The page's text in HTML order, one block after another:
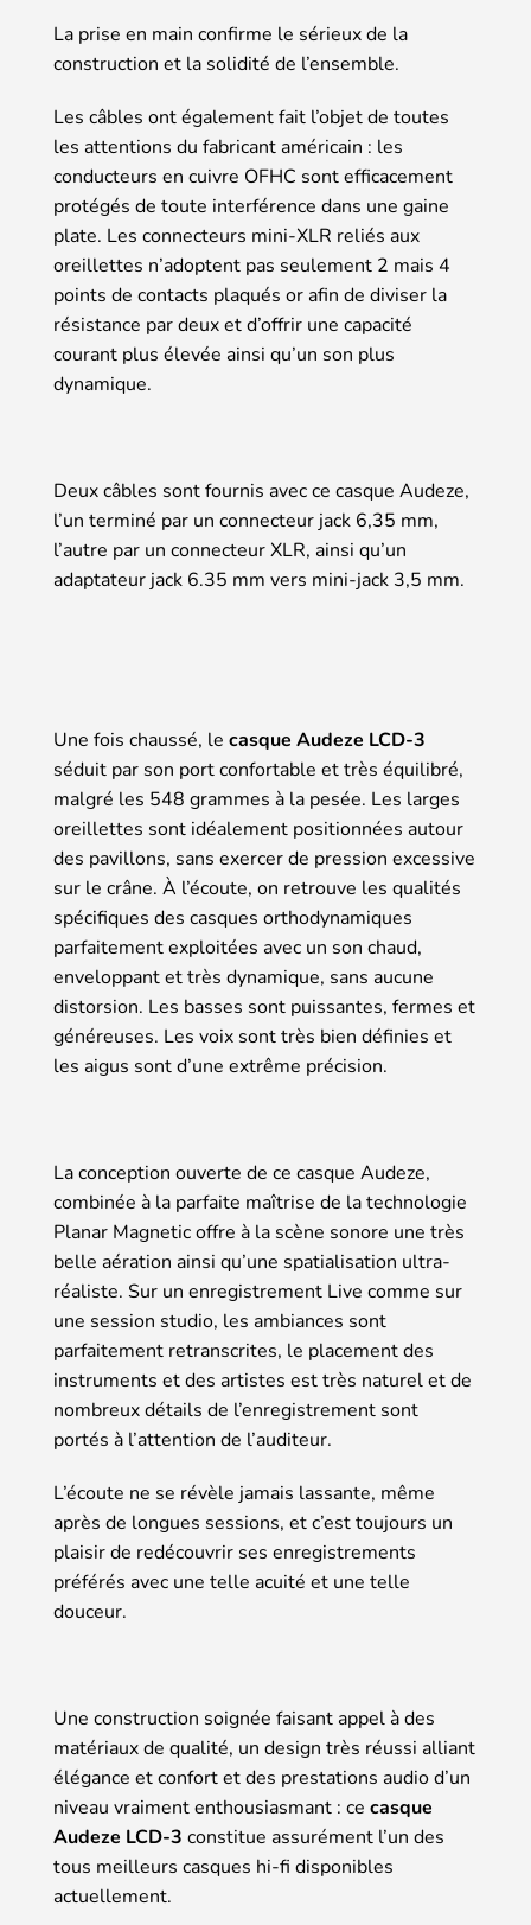
La prise en main confirme le sérieux de la
construction et la solidité de l’ensemble.
Les câbles ont également fait l’objet de toutes
les attentions du fabricant américain : les
conducteurs en cuivre OFHC sont efficacement
protégés de toute interférence dans une gaine
plate. Les connecteurs mini-XLR reliés aux
oreillettes n’adoptent pas seulement 2 mais 4
points de contacts plaqués or afin de diviser la
résistance par deux et d’offrir une capacité
courant plus élevée ainsi qu’un son plus
dynamique.
Deux câbles sont fournis avec ce casque Audeze,
l’un terminé par un connecteur jack 6,35 mm,
l’autre par un connecteur XLR, ainsi qu’un
adaptateur jack 6.35 mm vers mini-jack 3,5 mm.
Une fois chaussé, le casque Audeze LCD-3
séduit par son port confortable et très équilibré,
malgré les 548 grammes à la pesée. Les larges
oreillettes sont idéalement positionnées autour
des pavillons, sans exercer de pression excessive
sur le crâne. À l’écoute, on retrouve les qualités
spécifiques des casques orthodynamiques
parfaitement exploitées avec un son chaud,
enveloppant et très dynamique, sans aucune
distorsion. Les basses sont puissantes, fermes et
généreuses. Les voix sont très bien définies et
les aigus sont d’une extrême précision.
La conception ouverte de ce casque Audeze,
combinée à la parfaite maîtrise de la technologie
Planar Magnetic offre à la scène sonore une très
belle aération ainsi qu’une spatialisation ultra-
réaliste. Sur un enregistrement Live comme sur
une session studio, les ambiances sont
parfaitement retranscrites, le placement des
instruments et des artistes est très naturel et de
nombreux détails de l’enregistrement sont
portés à l’attention de l’auditeur.
L’écoute ne se révèle jamais lassante, même
après de longues sessions, et c’est toujours un
plaisir de redécouvrir ses enregistrements
préférés avec une telle acuité et une telle
douceur.
Une construction soignée faisant appel à des
matériaux de qualité, un design très réussi alliant
élégance et confort et des prestations audio d’un
niveau vraiment enthousiasmant : ce casque
Audeze LCD-3 constitue assurément l’un des
tous meilleurs casques hi-fi disponibles
actuellement.